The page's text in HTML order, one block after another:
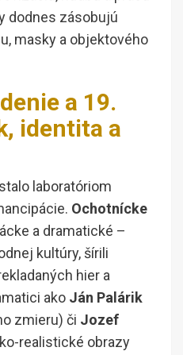
dodnes zásobujú
masky a objektového
a 19.
identita a
laboratóriom
Ochotnícke
a dramatické –
kultúry, šírili
hier a
ako Ján Palárik
zmieru) či Jozef
realistické obrazy